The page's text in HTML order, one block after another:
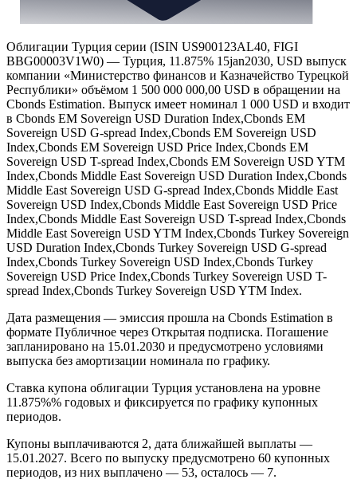
Облигации Турция серии (ISIN US900123AL40, FIGI
BBG00003V1W0) — Турция, 11.875% 15jan2030, USD выпуск
компании «Министерство финансов и Казначейство Турецкой
Республики» объёмом 1 500 000 000,00 USD в обращении на
Cbonds Estimation. Выпуск имеет номинал 1 000 USD и входит
в Cbonds EM Sovereign USD Duration Index,Cbonds EM
Sovereign USD G-spread Index,Cbonds EM Sovereign USD
Index,Cbonds EM Sovereign USD Price Index,Cbonds EM
Sovereign USD T-spread Index,Cbonds EM Sovereign USD YTM
Index,Cbonds Middle East Sovereign USD Duration Index,Cbonds
Middle East Sovereign USD G-spread Index,Cbonds Middle East
Sovereign USD Index,Cbonds Middle East Sovereign USD Price
Index,Cbonds Middle East Sovereign USD T-spread Index,Cbonds
Middle East Sovereign USD YTM Index,Cbonds Turkey Sovereign
USD Duration Index,Cbonds Turkey Sovereign USD G-spread
Index,Cbonds Turkey Sovereign USD Index,Cbonds Turkey
Sovereign USD Price Index,Cbonds Turkey Sovereign USD T-
spread Index,Cbonds Turkey Sovereign USD YTM Index.
Дата размещения — эмиссия прошла на Cbonds Estimation в
формате Публичное через Открытая подписка. Погашение
запланировано на 15.01.2030 и предусмотрено условиями
выпуска без амортизации номинала по графику.
Ставка купона облигации Турция установлена на уровне
11.875%% годовых и фиксируется по графику купонных
периодов.
Купоны выплачиваются 2, дата ближайшей выплаты —
15.01.2027. Всего по выпуску предусмотрено 60 купонных
периодов, из них выплачено — 53, осталось — 7.